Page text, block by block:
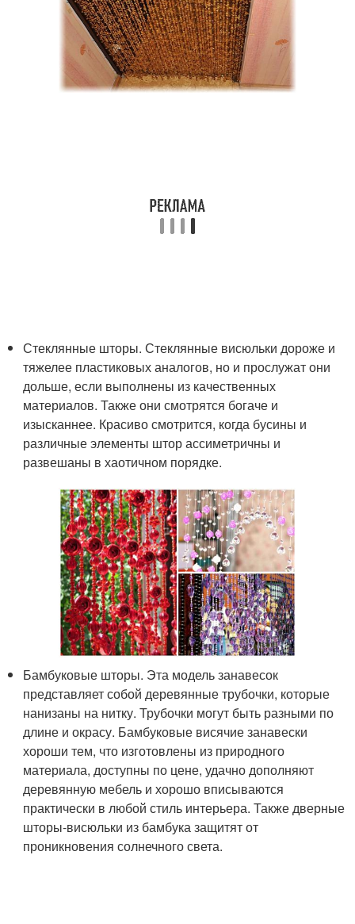
Стеклянные шторы. Стеклянные висюльки дороже и
тяжелее пластиковых аналогов, но и прослужат они
дольше, если выполнены из качественных
материалов. Также они смотрятся богаче и
изысканнее. Красиво смотрится, когда бусины и
различные элементы штор ассиметричны и
развешаны в хаотичном порядке.
Бамбуковые шторы. Эта модель занавесок
представляет собой деревянные трубочки, которые
нанизаны на нитку. Трубочки могут быть разными по
длине и окрасу. Бамбуковые висячие занавески
хороши тем, что изготовлены из природного
материала, доступны по цене, удачно дополняют
деревянную мебель и хорошо вписываются
практически в любой стиль интерьера. Также дверные
шторы-висюльки из бамбука защитят от
проникновения солнечного света.